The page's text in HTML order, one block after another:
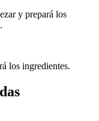
y prepará los
los ingredientes.